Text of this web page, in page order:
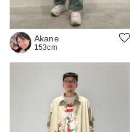
Akane
153cm